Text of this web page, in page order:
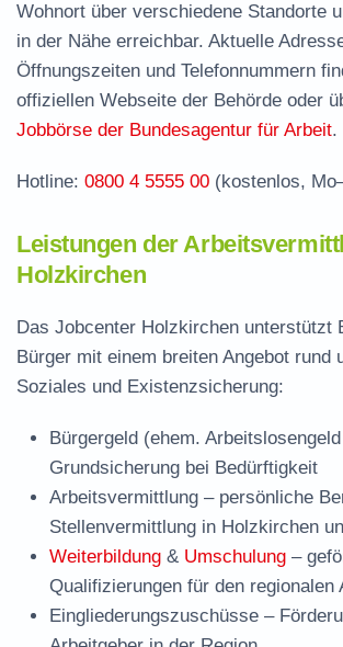
Jobcenter Miesbach –
Häufige Fragen rund ums
Wohnort über verschiedene Standorte
in der Nähe erreichbar. Aktuelle
Öffnungszeiten und Telefonnummern
offiziellen Webseite der Behörde oder
Jobbörse der Bundesagentur für Arbeit.
Hotline: 0800 4 5555 00 (kostenlos,
Leistungen der
Holzkirchen
Das Jobcenter Holzkirchen unterstützt
Bürger mit einem breiten Angebot rund
Soziales und Existenzsicherung:
Bürgergeld (ehem.
Grundsicherung bei Bedürftigkeit
Arbeitsvermittlung – persönliche
Stellenvermittlung in Holzkirchen
Weiterbildung & Umschulung –
Qualifizierungen für den regionalen
Eingliederungszuschüsse –